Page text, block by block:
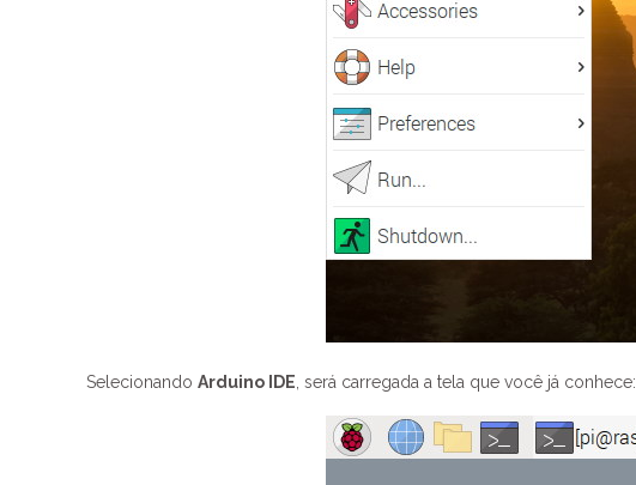
Selecionando Arduino IDE , será carregada a tela que você já conhece: